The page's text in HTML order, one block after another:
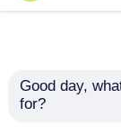
Neuigkeiten
Mehrfach-
Good day,
for?